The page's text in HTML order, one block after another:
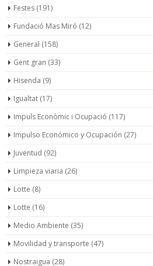
Festes (191)
Fundació Mas Miró (12)
General (158)
Gent gran (33)
Hisenda (9)
Igualtat (17)
Impuls Econòmic i Ocupació (117)
Impulso Económico y Ocupación (27)
Juventud (92)
Limpieza viaria (26)
Lotte (8)
Lotte (16)
Medio Ambiente (35)
Movilidad y transporte (47)
Nostraigua (28)